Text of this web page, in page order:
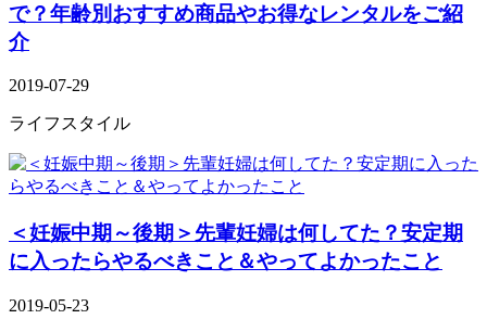
で？年齢別おすすめ商品やお得なレンタルをご紹
介
2019-07-29
ライフスタイル
＜妊娠中期～後期＞先輩妊婦は何してた？安定期
に入ったらやるべきこと＆やってよかったこと
2019-05-23